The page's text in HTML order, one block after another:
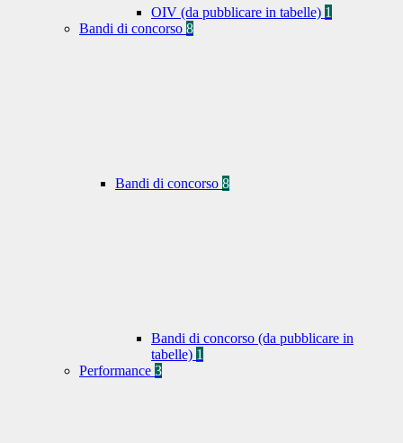
OIV (da pubblicare in tabelle) 1
Bandi di concorso 8
Bandi di concorso 8
Bandi di concorso (da pubblicare in
tabelle) 1
Performance 3